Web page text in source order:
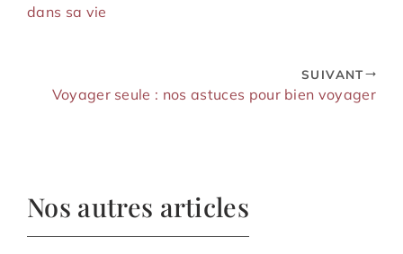
dans sa vie
SUIVANT
Voyager seule : nos astuces pour bien voyager
Nos autres articles